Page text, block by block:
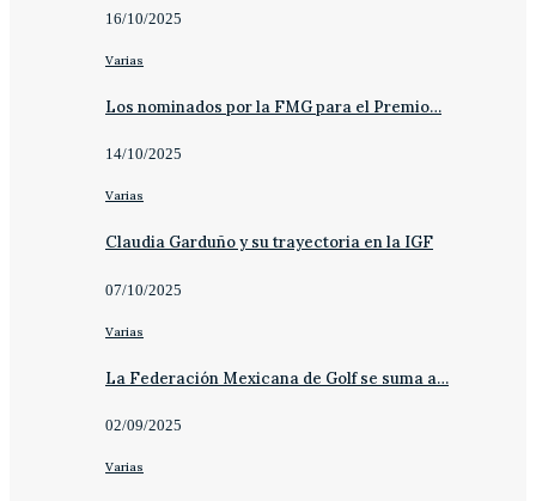
16/10/2025
Varias
Los nominados por la FMG para el Premio…
14/10/2025
Varias
Claudia Garduño y su trayectoria en la IGF
07/10/2025
Varias
La Federación Mexicana de Golf se suma a…
02/09/2025
Varias